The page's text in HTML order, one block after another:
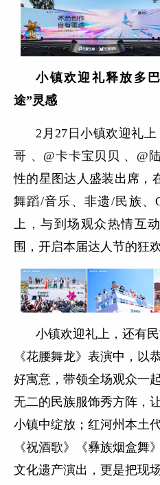
小镇欢迎礼释放多
途”灵感
2月27日小镇欢迎礼上
哥 、@卡卡宝贝贝 、@
性的星图达人盛装出席，
舞蹈/音乐、非遗/民族、
上，与到场观众热情互
围，开启本届达人节的狂
小镇欢迎礼上，还有
《花腰舞龙》表演中，以
好寓意，带领全场观众一
无二的民族服饰秀方阵，
小镇中绽放；红河州本土
《祝酒歌》《彝族烟盒舞
文化遗产演出，更是把现